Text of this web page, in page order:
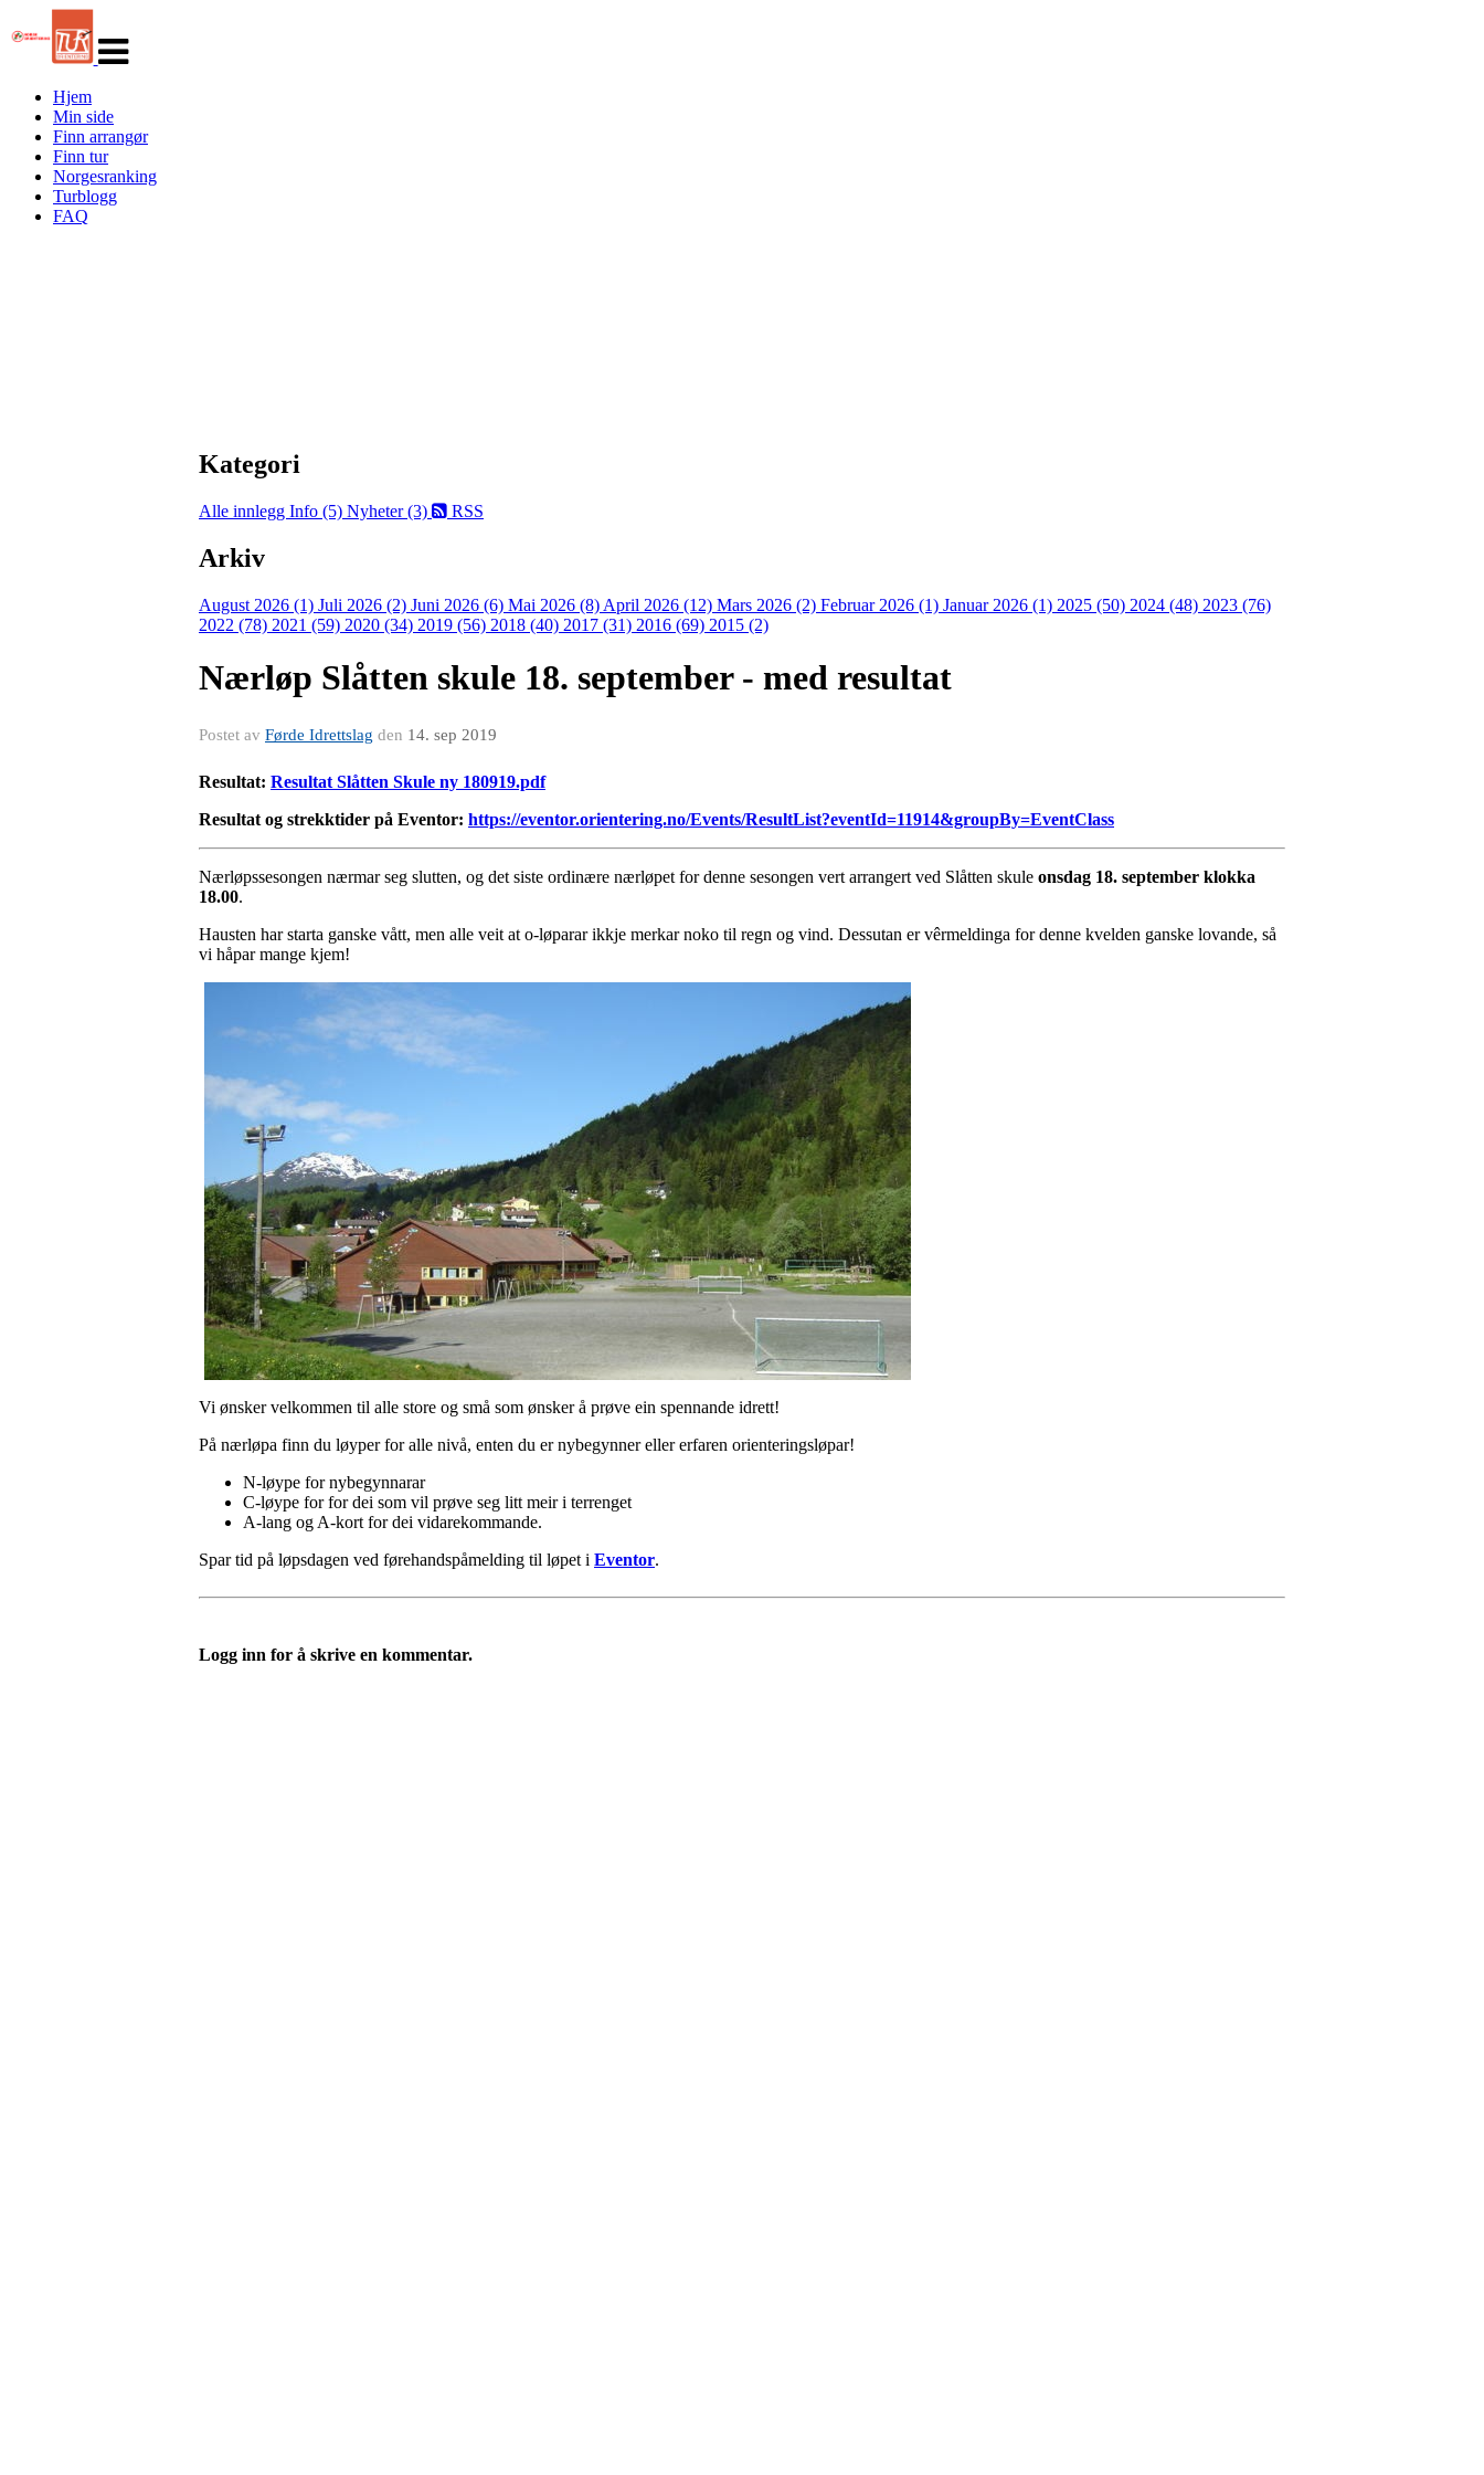
navigasjon
Hjem
Min side
Finn arrangør
Finn tur
Norgesranking
Turblogg
FAQ
Kategori
Alle innlegg Info (5) Nyheter (3) RSS
Arkiv
August 2026 (1) Juli 2026 (2) Juni 2026 (6) Mai 2026 (8) April 2026 (12) Mars 2026 (2) Februar 2026 (1) Januar 2026 (1) 2025 (50) 2024 (48) 2023 (76)
2022 (78) 2021 (59) 2020 (34) 2019 (56) 2018 (40) 2017 (31) 2016 (69) 2015 (2)
Nærløp Slåtten skule 18. september - med resultat
Postet av Førde Idrettslag den 14. sep 2019
Resultat: Resultat Slåtten Skule ny 180919.pdf
Resultat og strekktider på Eventor: https://eventor.orientering.no/Events/ResultList?eventId=11914&groupBy=EventClass
Nærløpssesongen nærmar seg slutten, og det siste ordinære nærløpet for denne sesongen vert arrangert ved Slåtten skule onsdag 18. september klokka
18.00.
Hausten har starta ganske vått, men alle veit at o-løparar ikkje merkar noko til regn og vind. Dessutan er vêrmeldinga for denne kvelden ganske lovande, så
vi håpar mange kjem!
Vi ønsker velkommen til alle store og små som ønsker å prøve ein spennande idrett!
På nærløpa finn du løyper for alle nivå, enten du er nybegynner eller erfaren orienteringsløpar!
N-løype for nybegynnarar
C-løype for for dei som vil prøve seg litt meir i terrenget
A-lang og A-kort for dei vidarekommande.
Spar tid på løpsdagen ved førehandspåmelding til løpet i Eventor.
Logg inn for å skrive en kommentar.